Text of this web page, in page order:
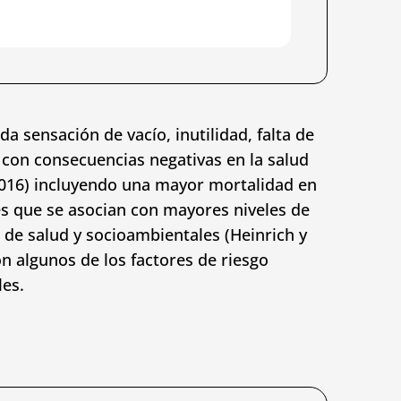
sensación de vacío, inutilidad, falta de
consecuencias negativas en la salud
incluyendo una mayor mortalidad en
se asocian con mayores niveles de
salud y socioambientales (Heinrich y
algunos de los factores de riesgo